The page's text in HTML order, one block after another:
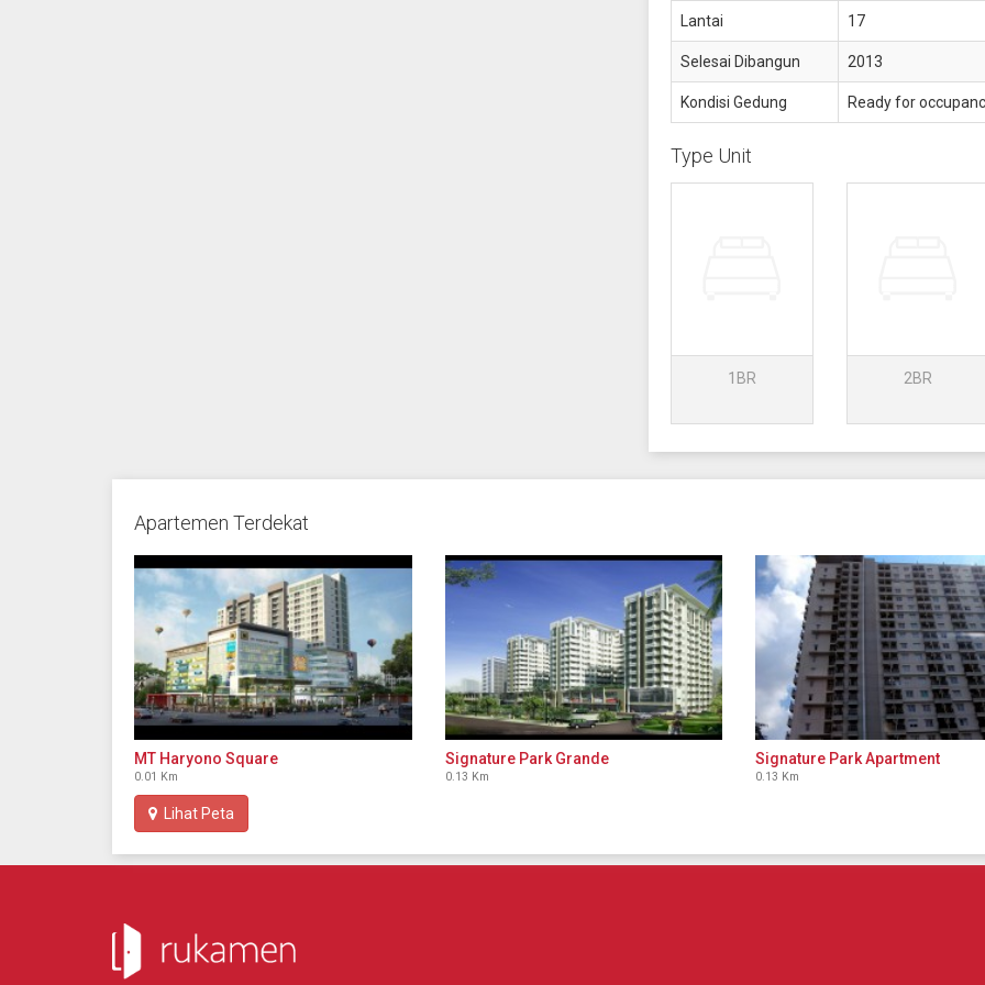
Lantai 17
Selesai Dibangun 2013
Kondisi Gedung Ready for
Type Unit
1BR 2BR
Apartemen Terdekat
MT Haryono Square
0.01 Km
Signature Park Grande
0.13 Km
Signature Park Apartment
0.13 Km
Lihat Peta